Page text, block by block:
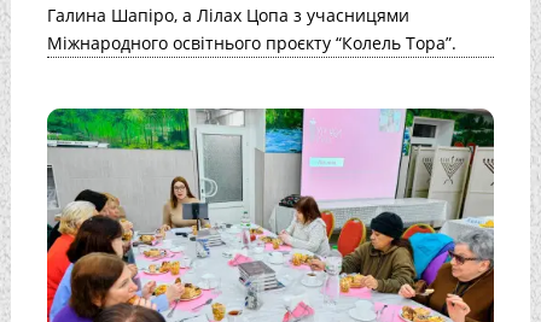
Галина Шапіро, а Лілах Цопа з учасницями
Міжнародного освітнього проєкту “Колель Тора”.